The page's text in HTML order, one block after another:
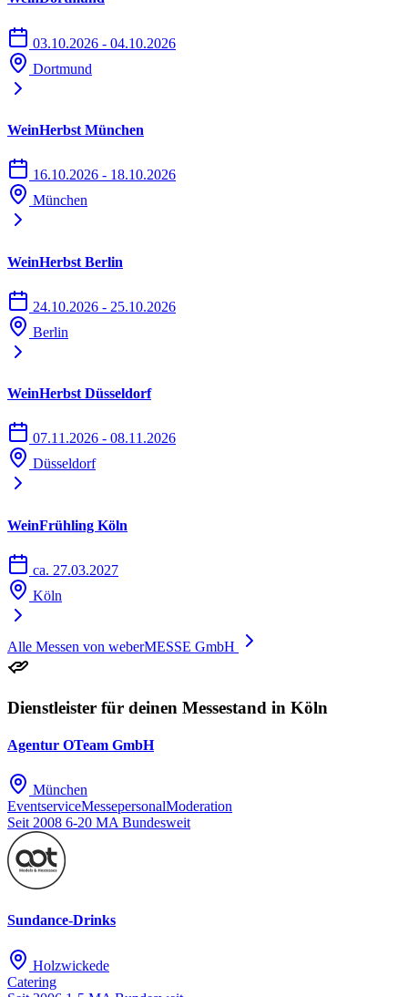
03.10.2026 - 04.10.2026
Dortmund
WeinHerbst München
16.10.2026 - 18.10.2026
München
WeinHerbst Berlin
24.10.2026 - 25.10.2026
Berlin
WeinHerbst Düsseldorf
07.11.2026 - 08.11.2026
Düsseldorf
WeinFrühling Köln
ca. 27.03.2027
Köln
Alle Messen von weberMESSE GmbH
Dienstleister für deinen Messestand in Köln
Agentur OTeam GmbH
München
EventserviceMessepersonalModeration
Seit 2008 6-20 MA Bundesweit
Sundance-Drinks
Holzwickede
Catering